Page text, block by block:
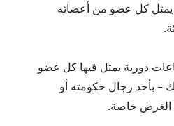
يمثل كل عضو من أعضائه
دورية يمثل فيها كل عضو
– بأحد رجال حكومته أو
الغرض خاصة.